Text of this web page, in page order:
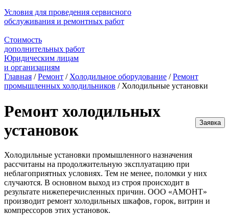
Условия для проведения сервисного
обслуживания и ремонтных работ
Стоимость
дополнительных работ
Юридическим лицам
и организациям
Главная /Ремонт / Холодильное оборудование /Ремонт
промышленных холодильников / Холодильные установки
Ремонт холодильных
установок
Заявка
Холодильные установки промышленного назначения
рассчитаны на продолжительную эксплуатацию при
неблагоприятных условиях. Тем не менее, поломки у них
случаются. В основном выход из строя происходит в
результате нижеперечисленных причин. ООО «АМОНТ»
производит ремонт холодильных шкафов, горок, витрин и
компрессоров этих установок.